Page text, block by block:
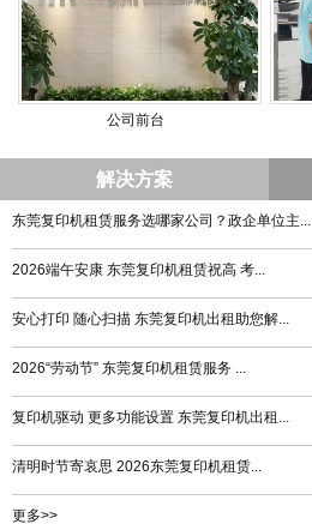
公司前台
解决方案
东莞复印机租赁服务选哪家公司？政企单位主...
2026端午安康 东莞复印机租赁祝高 考...
安心打印 随心扫描 东莞复印机出租助您解...
2026“劳动节” 东莞复印机租赁服务 ...
复印机驱动 更多功能设置 东莞复印机出租...
清明时节寄哀思 2026东莞复印机租赁...
更多>>